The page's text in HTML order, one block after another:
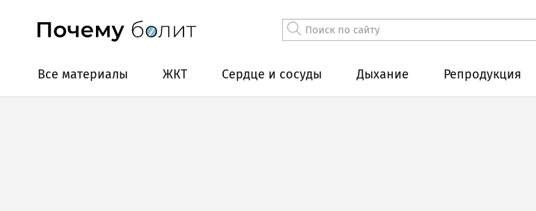
Все материалы ЖКТ Сердце и сосуды Дыхание Репродукция